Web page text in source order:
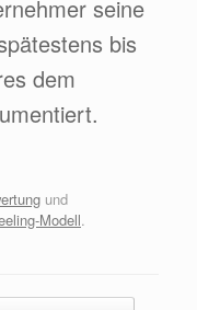
seine
bis
dem
und
Modell.